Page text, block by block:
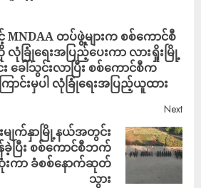
MNDAA တပ်ဖွဲ့များက စစ်ကောင်စီ
ခြုံရေးအပြည့်ပေးကာ လားရှိုးမြို့
ခေါ်သွင်းလာပြီး စစ်ကောင်စီက
ာင်းမှပါ လုံခြုံရေးအပြည့်ယူထား
Next
မျက်နှာမြို့နယ်အတွင်း
ပြီး စစ်ကောင်စီဘက်
းကာ ခံစစ်နောက်ဆုတ်
သွား